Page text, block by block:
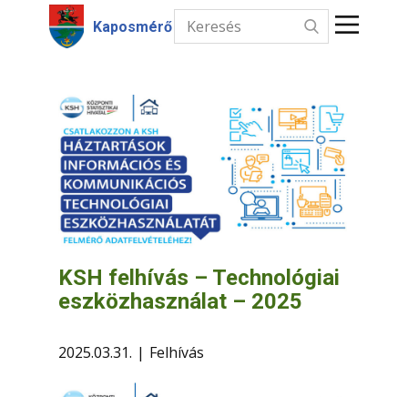
Kaposmérő
Intézmények
Információk
Kapcsolat
KSH felhívás – Technológiai
eszközhasználat – 2025
2025.03.31. Felhívás